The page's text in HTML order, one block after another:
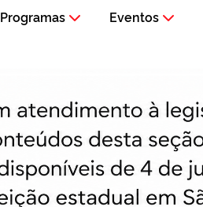
Programas Eventos